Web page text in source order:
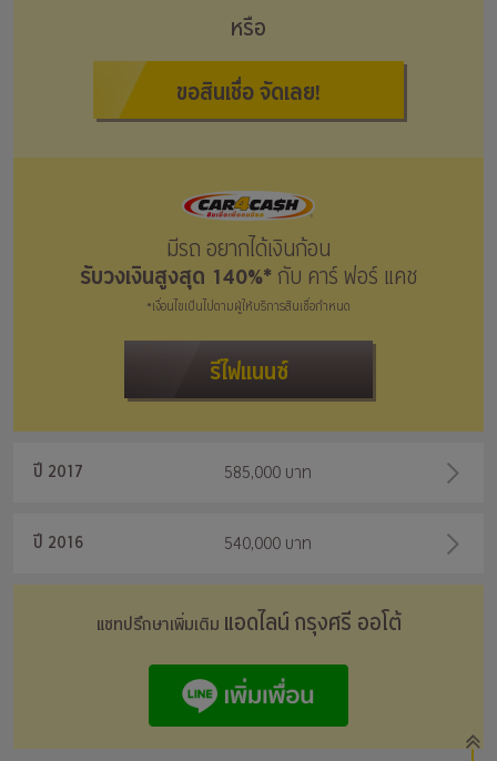
หรือ
ขอสินเชื่อ จัดเลย!
มีรถ อยากได้เงินก้อน
รับวงเงินสูงสุด 140%* กับ คาร์ ฟอร์ แคช
*เงื่อนไขเป็นไปตามผู้ให้บริการสินเชื่อกำหนด
รีไฟแนนซ์
ปี 2017 585,000 บาท
ปี 2016 540,000 บาท
แชทปรึกษาเพิ่มเติม แอดไลน์ กรุงศรี ออโต้